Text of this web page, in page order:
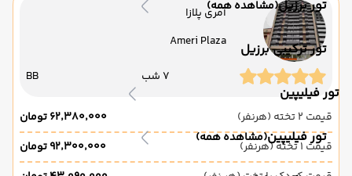
تور برزیل(مشاهده همه)
تور ترکیبی برزیل
تور فیلیپین
تور فیلیپین(مشاهده همه)
آمری پلازا
Ameri Plaza
7 شب BB
قیمت 2 تخته (هرنفر)
۶۲٬۳۸۰٬۰۰۰ تومان
قیمت 1 تخته (هرنفر)
۹۲٬۳۰۰٬۰۰۰ تومان